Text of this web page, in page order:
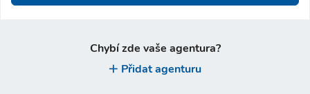
Chybí zde vaše agentura?
Přidat agenturu